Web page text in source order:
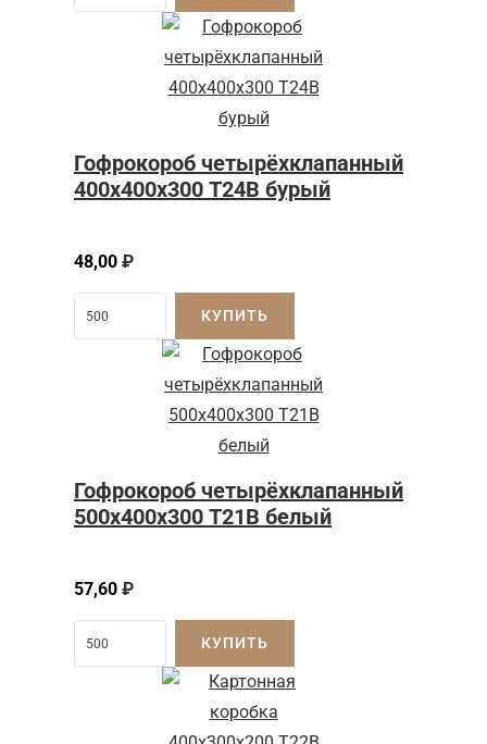
Гофрокороб четырёхклапанный
400х400х300 Т24В бурый
48,00 ₽
КУПИТЬ
Гофрокороб четырёхклапанный
500х400х300 Т21В белый
57,60 ₽
КУПИТЬ